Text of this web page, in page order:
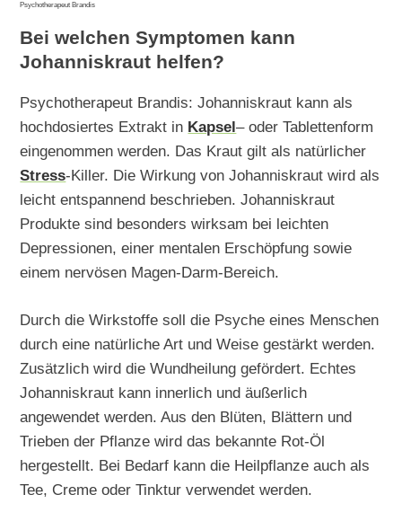
Psychotherapeut Brandis
Bei welchen Symptomen kann
Johanniskraut helfen?
Psychotherapeut Brandis: Johanniskraut kann als
hochdosiertes Extrakt in Kapsel– oder Tablettenform
eingenommen werden. Das Kraut gilt als natürlicher
Stress-Killer. Die Wirkung von Johanniskraut wird als
leicht entspannend beschrieben. Johanniskraut
Produkte sind besonders wirksam bei leichten
Depressionen, einer mentalen Erschöpfung sowie
einem nervösen Magen-Darm-Bereich.
Durch die Wirkstoffe soll die Psyche eines Menschen
durch eine natürliche Art und Weise gestärkt werden.
Zusätzlich wird die Wundheilung gefördert. Echtes
Johanniskraut kann innerlich und äußerlich
angewendet werden. Aus den Blüten, Blättern und
Trieben der Pflanze wird das bekannte Rot-Öl
hergestellt. Bei Bedarf kann die Heilpflanze auch als
Tee, Creme oder Tinktur verwendet werden.